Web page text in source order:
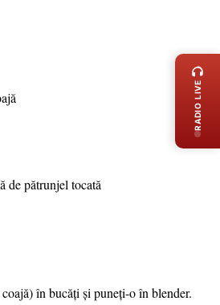
de pătrunjel tocată
în bucăți și puneți-o în blender.
RADIO LIVE